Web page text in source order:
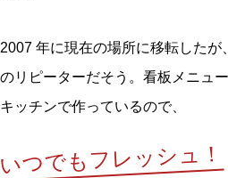
2007 年に現在の場所に移転した
のリピーターだそう。看板メニュ
キッチンで作っているので、
いつでもフレッシュ！